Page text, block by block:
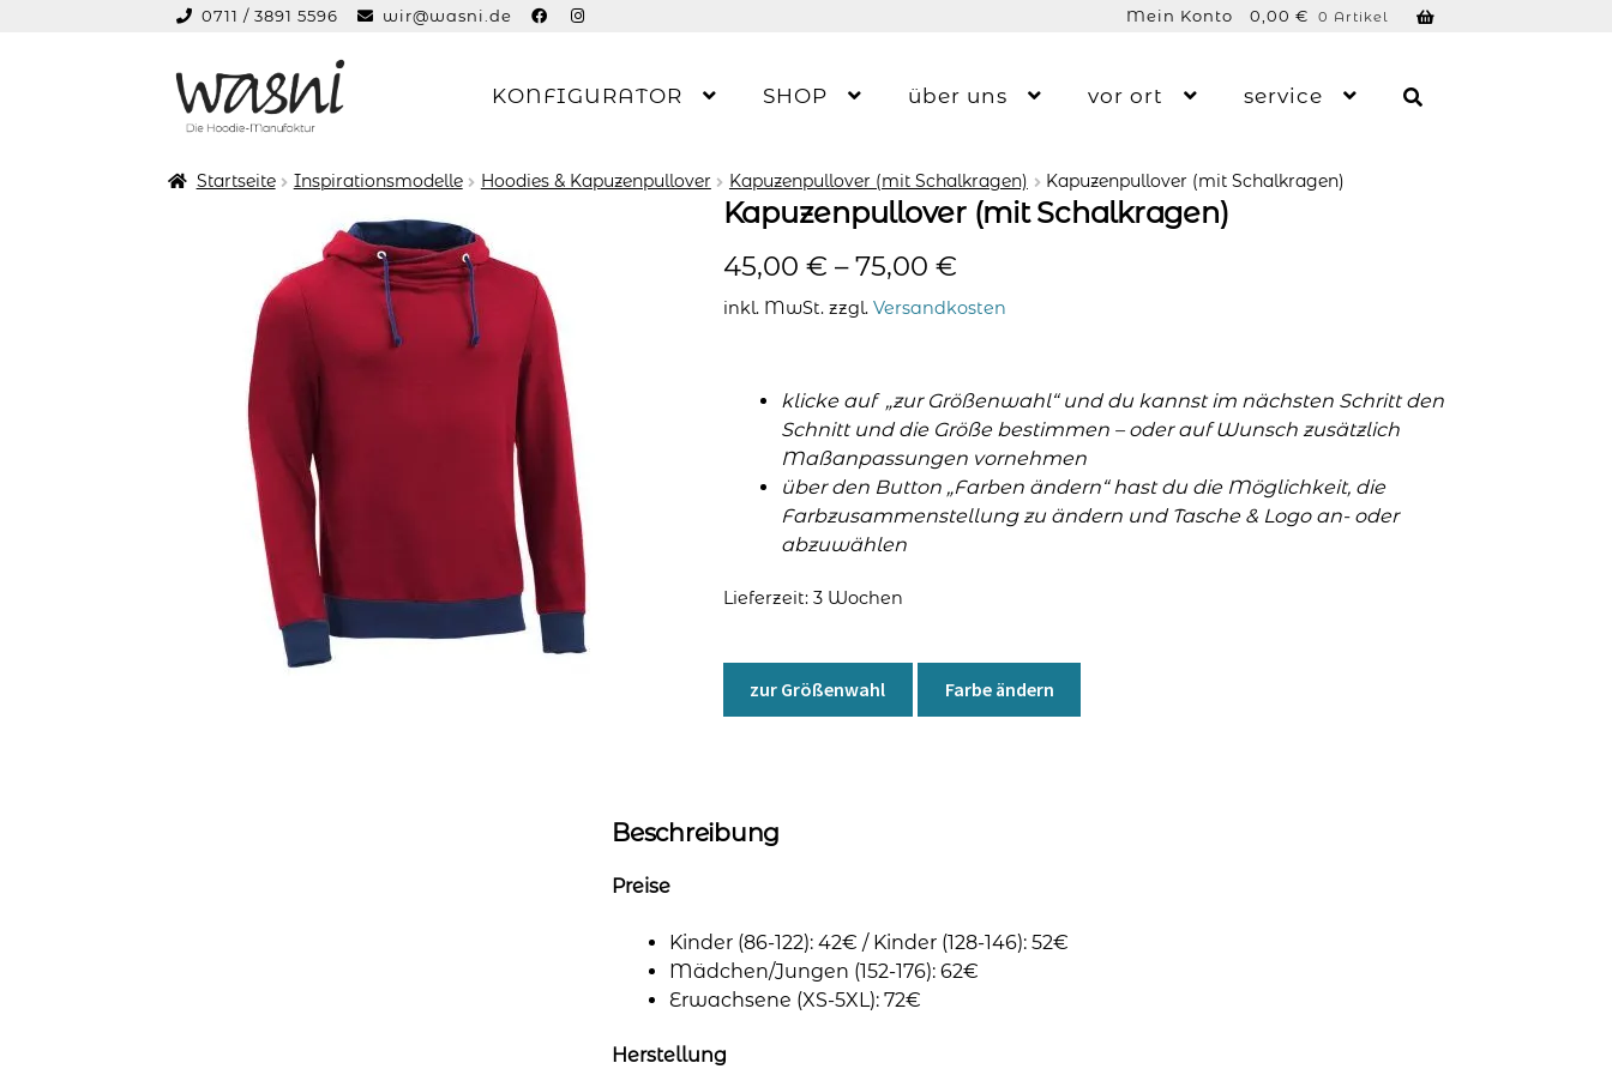
0,00 € 0 Artikel
0711 / 3891 5596 wir@wasni.de Mein Konto
Zur
springen
Zum
springen
KONFIGURATOR SHOP über uns vor ort service
Startseite Inspirationsmodelle Hoodies & Kapuzenpullover Kapuzenpullover (mit Schalkragen) Kapuzenpullover (mit Schalkragen)
Kapuzenpullover (mit Schalkragen)
45,00 € –75,00 €
inkl. MwSt. zzgl. Versandkosten
klicke auf „zur Größenwahl“ und du kannst im nächsten Schritt den
Schnitt und die Größe bestimmen – oder auf Wunsch zusätzlich
Maßanpassungen vornehmen
über den Button „Farben ändern“ hast du die Möglichkeit, die
Farbzusammenstellung zu ändern und Tasche & Logo an- oder
abzuwählen
Lieferzeit: 3 Wochen
zur Größenwahl Farbe ändern
Beschreibung
Preise
Kinder (86-122): 42€ / Kinder (128-146): 52€
Mädchen/Jungen (152-176): 62€
Erwachsene (XS-5XL): 72€
Herstellung